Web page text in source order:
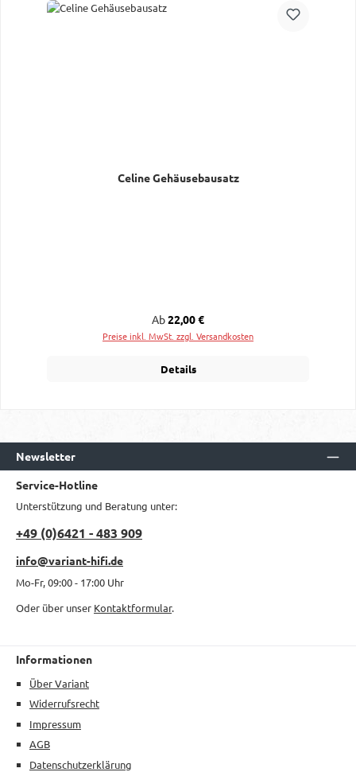
Celine Gehäusebausatz
Regulärer Preis:
Ab22,00 €
Preise inkl. MwSt. zzgl. Versandkosten
Details
Newsletter
Service-Hotline
Unterstützung und Beratung unter:
+49 (0)6421 - 483 909
info@variant-hifi.de
Mo-Fr, 09:00 - 17:00 Uhr
Oder über unser Kontaktformular.
Informationen
Über Variant
Widerrufsrecht
Impressum
AGB
Datenschutzerklärung